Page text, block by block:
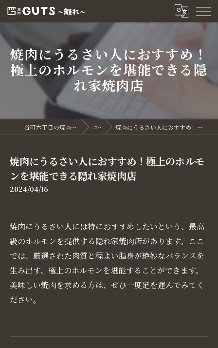
焼肉にうるさい人におすすめ！
極上のホルモンを堪能できる隠
れ家焼肉店
谷町六丁目の焼肉なら焼肉GUTS～離れ～ コラム 焼肉にうるさい人におすすめ！極上のホルモンを堪能できる隠れ家焼肉店
焼肉にうるさい人におすすめ！極上のホルモ
ンを堪能できる隠れ家焼肉店
2024/04/16
焼肉にうるさい人には特におすすめしたいという、最高
級のホルモンを提供する隠れ家焼肉店があります。ここ
では、厳選された肉質と程よい脂身が絶妙なバランスを
生み出す、極上のホルモンを堪能することができます。
美味しい焼肉を求める方は、ぜひ一度足を運んでみてく
ださい。